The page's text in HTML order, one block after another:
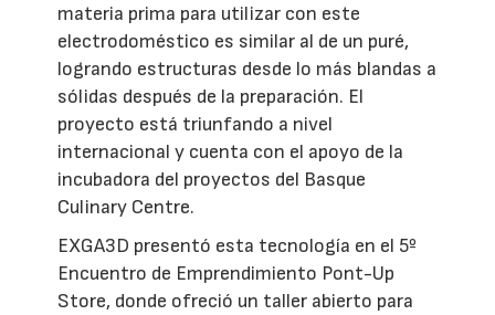
materia prima para utilizar con este
electrodoméstico es similar al de un puré,
logrando estructuras desde lo más blandas a
sólidas después de la preparación. El
proyecto está triunfando a nivel
internacional y cuenta con el apoyo de la
incubadora del proyectos del Basque
Culinary Centre.
EXGA3D presentó esta tecnología en el 5º
Encuentro de Emprendimiento Pont-Up
Store, donde ofreció un taller abierto para